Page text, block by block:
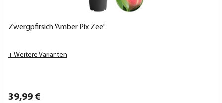
Zwergpfirsich 'Amber Pix Zee'
+ Weitere Varianten
39,99 €